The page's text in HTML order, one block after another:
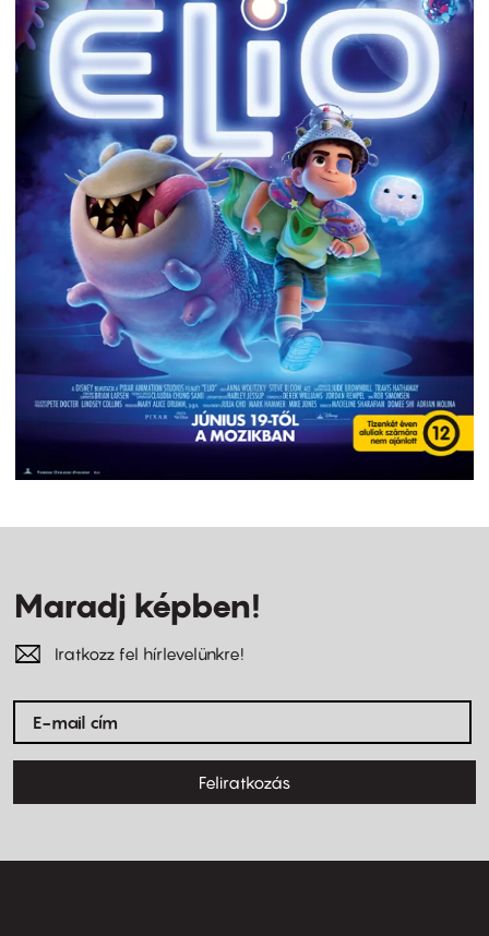
Maradj képben!
Iratkozz fel hírlevelünkre!
Feliratkozás